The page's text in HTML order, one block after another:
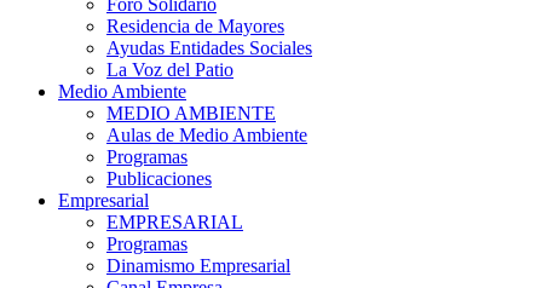
Foro Solidario
Residencia de Mayores
Ayudas Entidades Sociales
La Voz del Patio
Medio Ambiente
MEDIO AMBIENTE
Aulas de Medio Ambiente
Programas
Publicaciones
Empresarial
EMPRESARIAL
Programas
Dinamismo Empresarial